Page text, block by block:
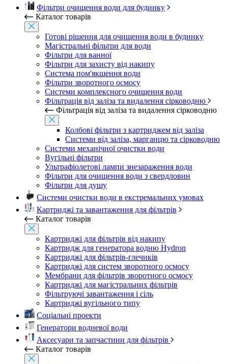
Фільтри очищення води для будинку
Каталог товарів
Готові рішення для очищення води в будинку
Магістральні фільтри для води
Фільтри для ванної
Фільтри для захисту від накипу
Система пом'якшення води
Фільтри зворотного осмосу
Системи комплексного очищення води
Фільтрація від заліза та видалення сірководню
Фільтрація від заліза та видалення сірководню
Колбові фільтри з картриджем від заліза
Системи від заліза, марганцю та сірководню
Системи механічної очистки води
Вугільні фільтри
Ультрафіолетові лампи знезараження води
Фільтри для очищення води з свердловин
Фільтри для душу
Системи очистки води в екстремальних умовах
Картриджі та завантаження для фільтрів
Каталог товарів
Картриджі для фільтрів від накипу
Картридж для генератора водню Hydron
Картриджі для фільтрів-глечиків
Картриджі для систем зворотного осмосу
Мембрани для фільтрів зворотного осмосу
Картриджі для магістральних фільтрів
Фільтруючі завантаження і сіль
Картриджі вугільного типу
Соціальні проекти
Генератори водневої води
Аксесуари та запчастини для фільтрів
Каталог товарів